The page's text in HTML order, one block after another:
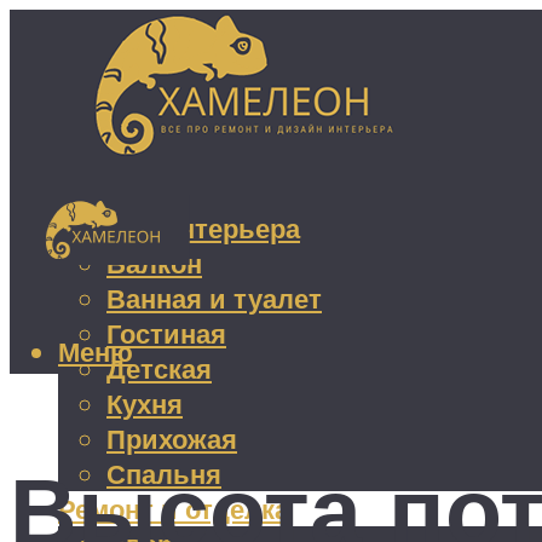
Дизайн интерьера
Балкон
Ванная и туалет
Гостиная
Детская
Кухня
Прихожая
Спальня
Ремонт и отделка
Меню
Высота